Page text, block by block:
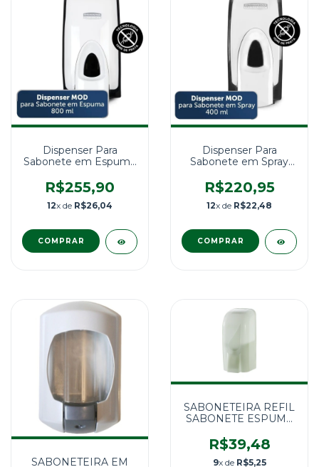
Dispenser Para
Sabonete em Espuma
Kimberly Clark
R$255,90
12x de R$26,04
Dispenser Para
Sabonete em Spray
Kimberly Clark
R$220,95
12x de R$22,48
SABONETEIRA EM
SABONETEIRA REFIL
SABONETE ESPUMA
DROPY Cloud
R$39,48
9x de R$5,25